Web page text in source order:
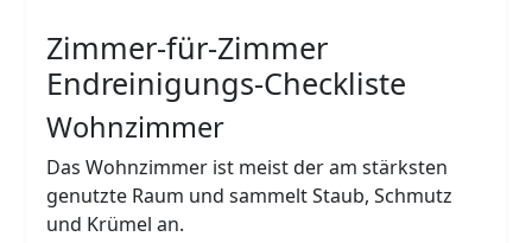
Zimmer-für-Zimmer
Endreinigungs-Checkliste
Wohnzimmer
Das Wohnzimmer ist meist der am stärksten
genutzte Raum und sammelt Staub, Schmutz
und Krümel an.